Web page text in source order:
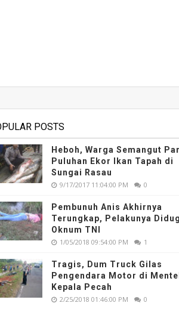
POSTS
Heboh, Warga Semangut
Puluhan Ekor Ikan Tapah di
Sungai Rasau
9/17/2017 11:04:00 PM 0
Pembunuh Anis Akhirnya
Terungkap, Pelakunya
Oknum TNI
1/05/2018 09:54:00 PM 1
Tragis, Dum Truck Gilas
Pengendara Motor di
Kepala Pecah
2/25/2018 01:46:00 PM 0